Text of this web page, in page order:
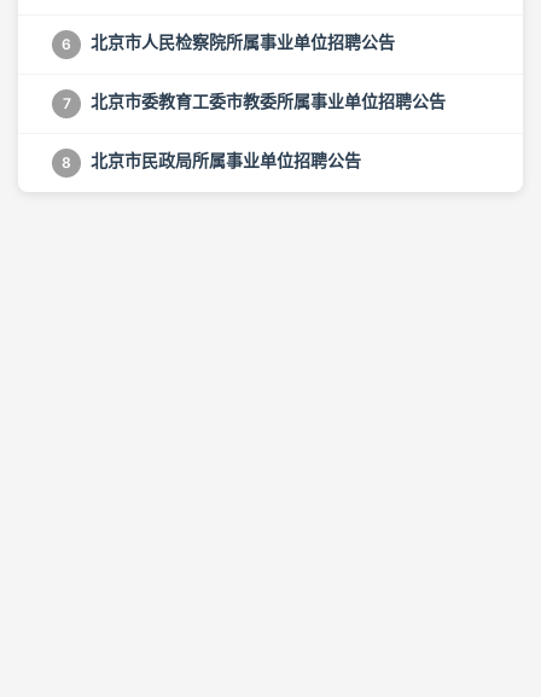
6 北京市人民检察院所属事业单位招聘公告
7 北京市委教育工委市教委所属事业单位招聘公告
8 北京市民政局所属事业单位招聘公告